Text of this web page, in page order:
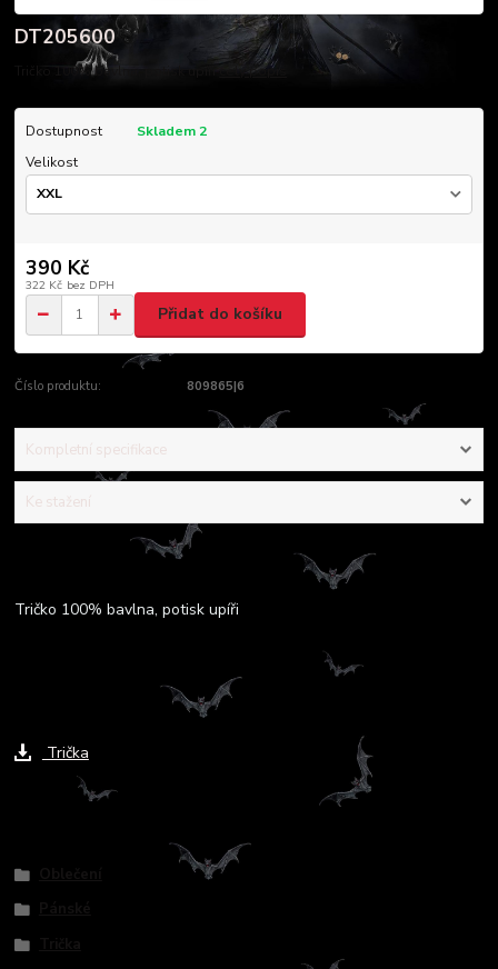
DT205600
Tričko 100% bavlna, potisk upíři celý popis
Dostupnost
Skladem 2
Velikost
390 Kč
322 Kč bez DPH
Přidat do košíku
Číslo produktu: 809865|6
Kompletní specifikace
Ke stažení
Tričko 100% bavlna, potisk upíři
Trička